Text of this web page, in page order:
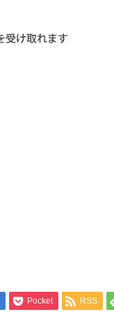
Pocket RSS